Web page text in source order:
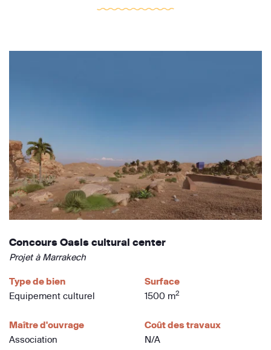
Concours Oasis cultural center
Projet à Marrakech
Type de bien
Equipement culturel
Surface
1500 m2
Maître d'ouvrage
Association
Coût des travaux
N/A